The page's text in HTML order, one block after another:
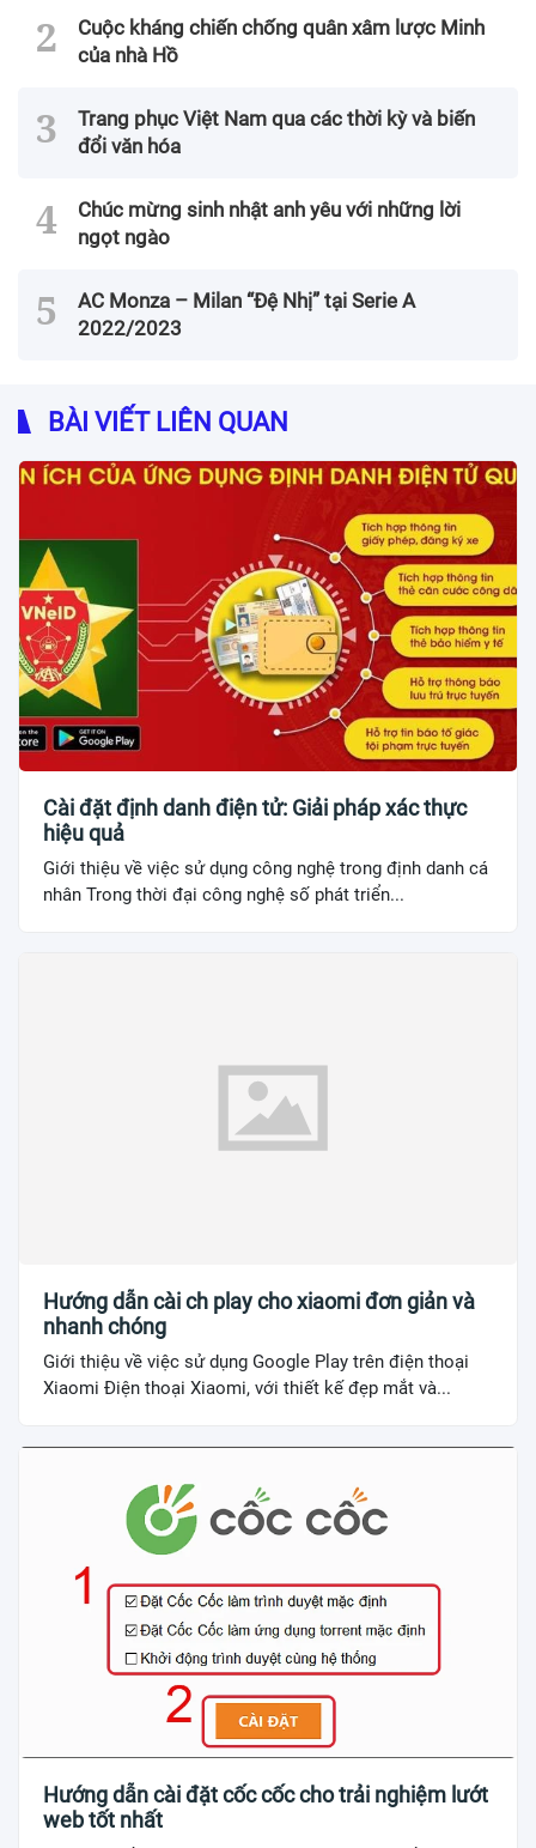
Cuộc kháng chiến chống quân xâm lược Minh
của nhà Hồ
Trang phục Việt Nam qua các thời kỳ và biến
đổi văn hóa
Chúc mừng sinh nhật anh yêu với những lời
ngọt ngào
AC Monza – Milan “Đệ Nhị” tại Serie A
2022/2023
BÀI VIẾT LIÊN QUAN
Cài đặt định danh điện tử: Giải pháp xác thực
hiệu quả
Giới thiệu về việc sử dụng công nghệ trong định danh cá
nhân Trong thời đại công nghệ số phát triển...
Hướng dẫn cài ch play cho xiaomi đơn giản và
nhanh chóng
Giới thiệu về việc sử dụng Google Play trên điện thoại
Xiaomi Điện thoại Xiaomi, với thiết kế đẹp mắt và...
Hướng dẫn cài đặt cốc cốc cho trải nghiệm lướt
web tốt nhất